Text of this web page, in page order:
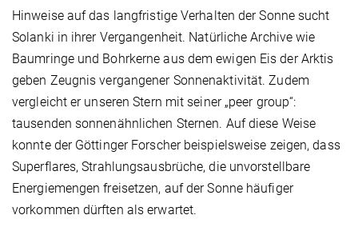
Hinweise auf das langfristige Verhalten der Sonne sucht
Solanki in ihrer Vergangenheit. Natürliche Archive wie
Baumringe und Bohrkerne aus dem ewigen Eis der Arktis
geben Zeugnis vergangener Sonnenaktivität. Zudem
vergleicht er unseren Stern mit seiner „peer group“:
tausenden sonnenähnlichen Sternen. Auf diese Weise
konnte der Göttinger Forscher beispielsweise zeigen, dass
Superflares, Strahlungsausbrüche, die unvorstellbare
Energiemengen freisetzen, auf der Sonne häufiger
vorkommen dürften als erwartet.